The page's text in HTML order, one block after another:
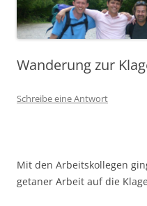
Wanderung zur
Schreibe eine Antwort
Mit den Arbeitskollegen
getaner Arbeit auf die